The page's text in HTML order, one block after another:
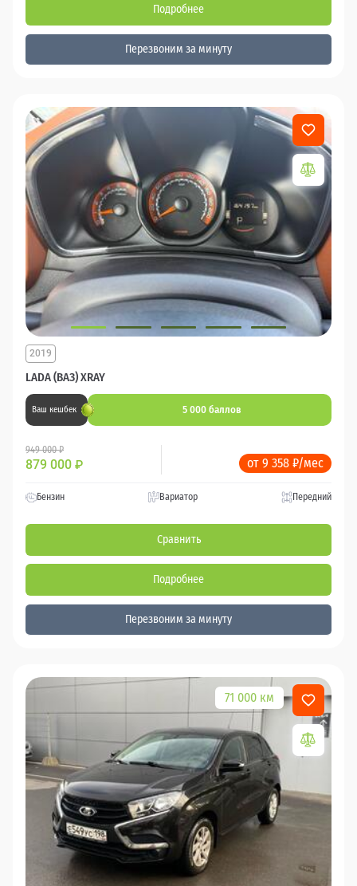
Подробнее
Перезвоним за минуту
LADA (ВАЗ) XRAY
2019
Ваш кешбек 5 000 баллов
949 000 ₽
879 000 ₽ от 9 358 ₽/мес
Бензин Вариатор Передний
Сравнить
Подробнее
Перезвоним за минуту
71 000 км